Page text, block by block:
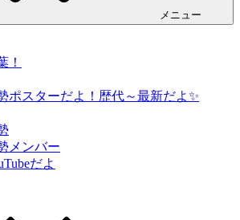
メニュー
！
ポスターだよ！歴代～最新だよ✨
メンバー
だよ